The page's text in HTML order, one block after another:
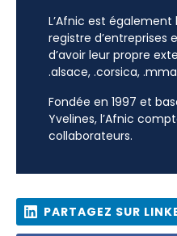
L’Afnic est
registre d’entreprises
d’avoir leur propre
.alsace, .corsica,
Fondée en 1997 et
Yvelines, l’Afnic
collaborateurs.
PARTAGEZ SUR